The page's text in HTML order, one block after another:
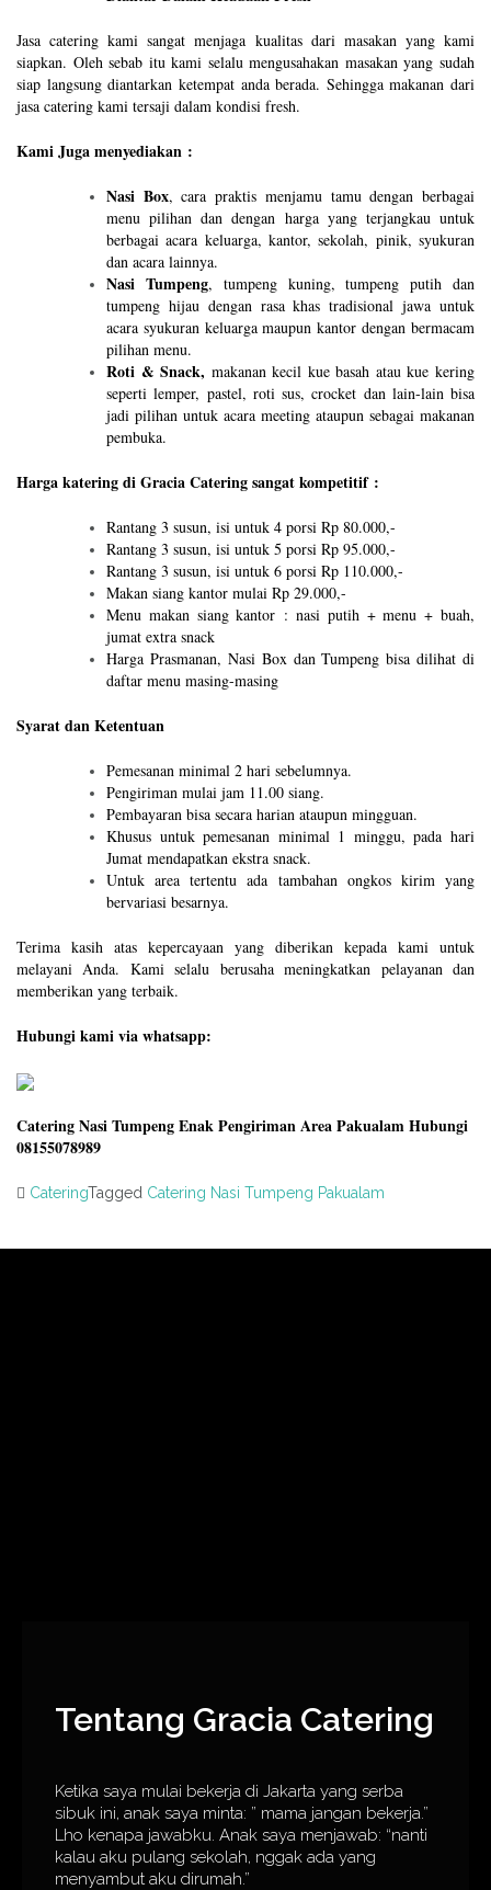
Jasa catering kami sangat menjaga kualitas dari masakan yang kami
siapkan. Oleh sebab itu kami selalu mengusahakan masakan yang sudah
siap langsung diantarkan ketempat anda berada. Sehingga makanan dari
jasa catering kami tersaji dalam kondisi fresh.
Kami Juga menyediakan :
Nasi Box, cara praktis menjamu tamu dengan berbagai
menu pilihan dan dengan harga yang terjangkau untuk
berbagai acara keluarga, kantor, sekolah, pinik, syukuran
dan acara lainnya.
Nasi Tumpeng, tumpeng kuning, tumpeng putih dan
tumpeng hijau dengan rasa khas tradisional jawa untuk
acara syukuran keluarga maupun kantor dengan bermacam
pilihan menu.
Roti & Snack, makanan kecil kue basah atau kue kering
seperti lemper, pastel, roti sus, crocket dan lain-lain bisa
jadi pilihan untuk acara meeting ataupun sebagai makanan
pembuka.
Harga katering di Gracia Catering sangat kompetitif :
Rantang 3 susun, isi untuk 4 porsi Rp 80.000,-
Rantang 3 susun, isi untuk 5 porsi Rp 95.000,-
Rantang 3 susun, isi untuk 6 porsi Rp 110.000,-
Makan siang kantor mulai Rp 29.000,-
Menu makan siang kantor : nasi putih + menu + buah,
jumat extra snack
Harga Prasmanan, Nasi Box dan Tumpeng bisa dilihat di
daftar menu masing-masing
Syarat dan Ketentuan
Pemesanan minimal 2 hari sebelumnya.
Pengiriman mulai jam 11.00 siang.
Pembayaran bisa secara harian ataupun mingguan.
Khusus untuk pemesanan minimal 1 minggu, pada hari
Jumat mendapatkan ekstra snack.
Untuk area tertentu ada tambahan ongkos kirim yang
bervariasi besarnya.
Terima kasih atas kepercayaan yang diberikan kepada kami untuk
melayani Anda. Kami selalu berusaha meningkatkan pelayanan dan
memberikan yang terbaik.
Hubungi kami via whatsapp:
Catering Nasi Tumpeng Enak Pengiriman Area Pakualam Hubungi
08155078989
CateringTagged Catering Nasi Tumpeng Pakualam
navigation
Tentang Gracia Catering
Ketika saya mulai bekerja di Jakarta yang serba
sibuk ini, anak saya minta: ” mama jangan bekerja.”
Lho kenapa jawabku. Anak saya menjawab: “nanti
kalau aku pulang sekolah, nggak ada yang
menyambut aku dirumah.”